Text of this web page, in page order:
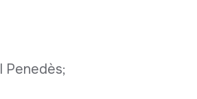
Penedès;